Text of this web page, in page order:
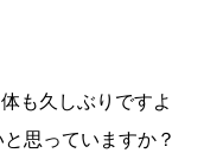
も久しぶりですよ
思っていますか？